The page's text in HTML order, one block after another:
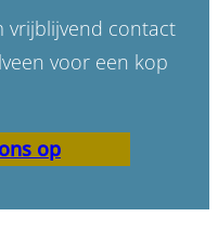
vrijblijvend contact
voor een kop
op